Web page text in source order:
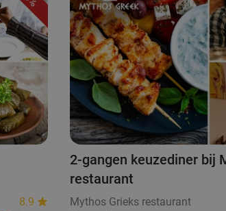
8.9
2-gangen keuzediner bij
restaurant
Mythos Grieks restaurant